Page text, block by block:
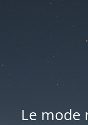
Le mode